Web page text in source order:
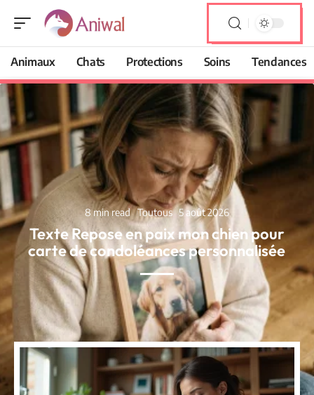
Animaux Chats Protections Soins Tendances
8 min read Toutous 5 août 2026
Texte Repose en paix mon chien pour
carte de condoléances personnalisée